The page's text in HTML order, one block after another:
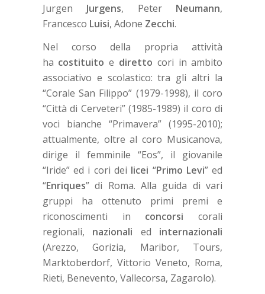
Jurgen Jurgens, Peter Neumann,
Francesco Luisi, Adone Zecchi.
Nel corso della propria attività
ha costituito e diretto cori in ambito
associativo e scolastico: tra gli altri la
“Corale San Filippo” (1979-1998), il coro
“Città di Cerveteri” (1985-1989) il coro di
voci bianche “Primavera” (1995-2010);
attualmente, oltre al coro Musicanova,
dirige il femminile “Eos”, il giovanile
“Iride” ed i cori dei licei “Primo Levi” ed
“Enriques” di Roma. Alla guida di vari
gruppi ha ottenuto primi premi e
riconoscimenti in concorsi corali
regionali, nazionali ed internazionali
(Arezzo, Gorizia, Maribor, Tours,
Marktoberdorf, Vittorio Veneto, Roma,
Rieti, Benevento, Vallecorsa, Zagarolo).